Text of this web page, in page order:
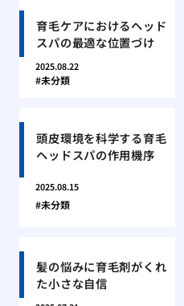
育毛ケアにおけるヘッド
スパの最適な位置づけ
2025.08.22
未分類
頭皮環境を科学する育毛
ヘッドスパの作用機序
2025.08.15
未分類
髪の悩みに育毛剤がくれ
た小さな自信